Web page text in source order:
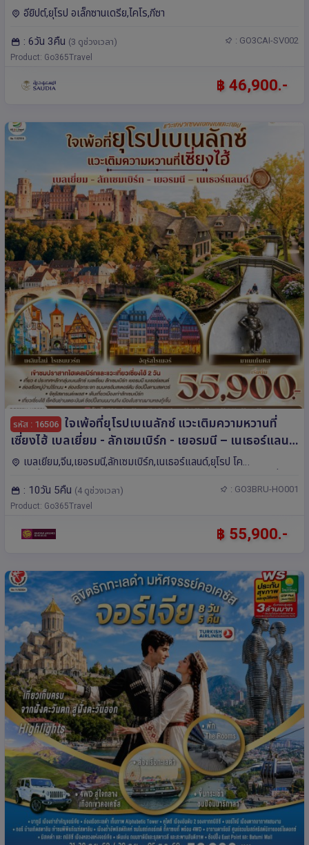
Saudia (SV)
อียิปต์,ยุโรป อเล็กซานเดรีย,ไคโร,กีซา
: 6วัน 3คืน (3 ดูช่วงเวลา) : GO3CAI-SV002
Product: Go365Travel
฿ 46,900.-
รหัส : 16506 ใจเพ้อที่ยุโรปเบเนลักซ์ แวะเติมความหวานที่
เซี่ยงไฮ้ เบลเยี่ยม - ลักเซมเบิร์ก - เยอรมนี – เนเธอร์แลนด์
แวะเที่ยวเซี่ยงไฮ้ทั้งไปและกลับ 10 วัน 5 คืน โดยสายการ
บิน Juneyao
เบลเยียม,จีน,เยอรมนี,ลักเซมเบิร์ก,เนเธอร์แลนด์,ยุโรป โค
ลักเซมเบิร์ก-เยอรมนี-เนเธอร์แลนด์,บรูกส์
: 10วัน 5คืน (4 ดูช่วงเวลา) : GO3BRU-HO001
Product: Go365Travel
฿ 55,900.-